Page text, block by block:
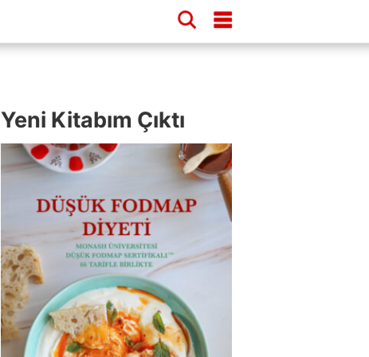
Yeni Kitabım Çıktı